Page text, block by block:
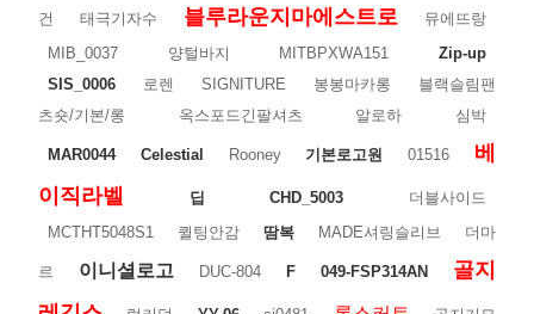
건 태극기자수 블루라운지마에스트로
뮤에뜨랑
MIB_0037
양털바지 MITBPXWA151
Zip-up
SIS_0006
로렌 SIGNITURE 봉봉마카롱
블랙슬림팬
츠숏/기본/롱
옥스포드긴팔셔츠 알로하 심박
MAR0044 Celestial Rooney 기본로고원 01516
베
이직라벨
딥 CHD_5003
더블사이드
MCTHT5048S1
퀼팅안감 땀복 MADE셔링슬리브 더마
르 이니셜로고 DUC-804 F 049-FSP314AN
골지